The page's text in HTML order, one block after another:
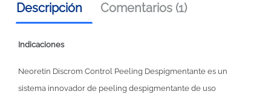
Descripción Comentarios (1)
Indicaciones
Neoretin Discrom Control Peeling Despigmentante es un
sistema innovador de peeling despigmentante de uso